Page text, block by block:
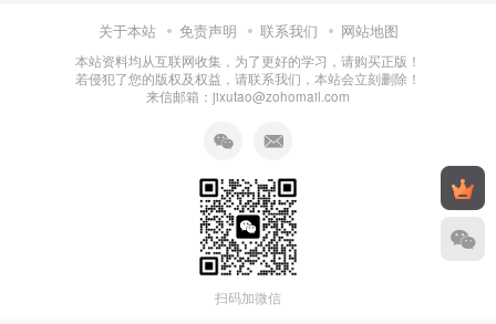
关于本站 免责声明 联系我们 网站地图
本站资料均从互联网收集，为了更好的学习，请购买正版！
若侵犯了您的版权及权益，请联系我们，本站会立刻删除！
来信邮箱：jixutao@zohomail.com
扫码加微信